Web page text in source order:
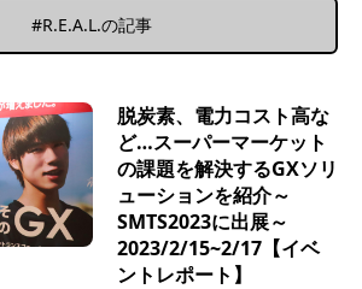
#R.E.A.L.の記事
脱炭素、電力コスト高な
ど…スーパーマーケット
の課題を解決するGXソリ
ューションを紹介～
SMTS2023に出展～
2023/2/15~2/17【イベ
ントレポート】